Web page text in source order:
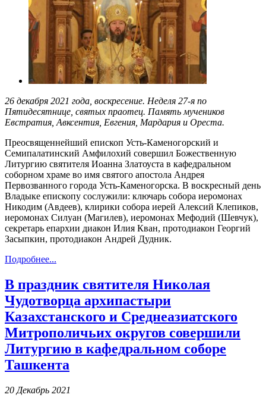
26 декабря 2021 года, воскресение. Неделя 27-я по
Пятидесятнице, святых праотец. Память мучеников
Евстратия, Авксентия, Евгения, Мардария и Ореста.
Преосвященнейший епископ Усть-Каменогорский и
Семипалатинский Амфилохий совершил Божественную
Литургию святителя Иоанна Златоуста в кафедральном
соборном храме во имя святого апостола Андрея
Первозванного города Усть-Каменогорска. В воскресный день
Владыке епископу сослужили: ключарь собора иеромонах
Никодим (Авдеев), клирики собора иерей Алексий Клепиков,
иеромонах Силуан (Магилев), иеромонах Мефодий (Шевчук),
секретарь епархии диакон Илия Кван, протодиакон Георгий
Засыпкин, протодиакон Андрей Дудник.
Подробнее...
В праздник святителя Николая
Чудотворца архипастыри
Казахстанского и Среднеазиатского
Митрополичьих округов совершили
Литургию в кафедральном соборе
Ташкента
20 Декабрь 2021